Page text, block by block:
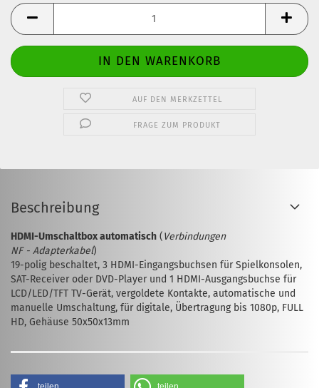
Stck.
AUF DEN MERKZETTEL
FRAGE ZUM PRODUKT
Beschreibung
HDMI-Umschaltbox automatisch (Verbindungen
NF - Adapterkabel)
19-polig beschaltet, 3 HDMI-Eingangsbuchsen für Spielkonsolen,
SAT-Receiver oder DVD-Player und 1 HDMI-Ausgangsbuchse für
LCD/LED/TFT TV-Gerät, vergoldete Kontakte, automatische und
manuelle Umschaltung, für digitale, Übertragung bis 1080p, FULL
HD, Gehäuse 50x50x13mm